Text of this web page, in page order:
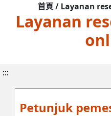
首頁 / Layanan
Layanan
:::
Petunjuk